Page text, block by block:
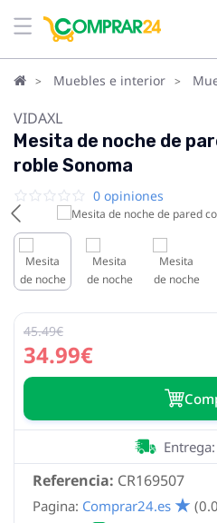
Muebles e interior
VIDAXL
Mesita de noche de
roble Sonoma
0 opiniones
34.99€
45.49€
Referencia: CR169507
Pagina: Comprar24.es